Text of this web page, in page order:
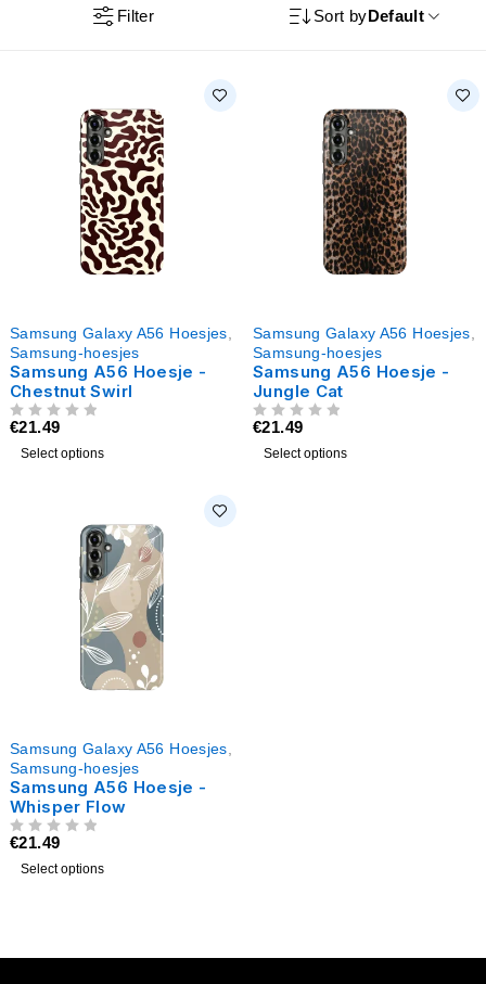
Filter Sort byDefault
Samsung Galaxy A56 Hoesjes
Samsung-hoesjes
Samsung A56 Hoesje -
Chestnut Swirl
€21.49
Select options
Samsung Galaxy A56 Hoesjes
Samsung-hoesjes
Samsung A56 Hoesje -
Jungle Cat
€21.49
Select options
Samsung Galaxy A56 Hoesjes
Samsung-hoesjes
Samsung A56 Hoesje -
Whisper Flow
€21.49
Select options